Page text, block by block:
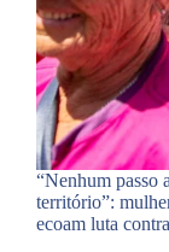
“Nenhum passo
território”:
ecoam luta